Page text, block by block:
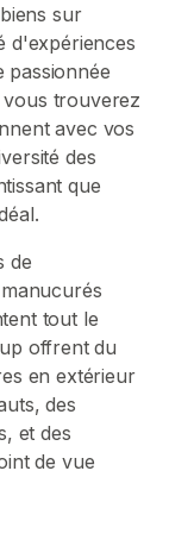
sur
d'expériences
passionnée
trouverez
avec vos
des
que
de
tout le
offrent du
en extérieur
des
et des
de vue